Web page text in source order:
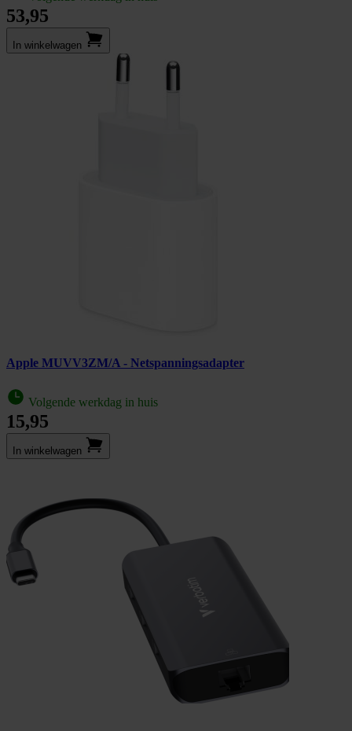
53,95
In winkel­wagen
Apple MUVV3ZM/A - Netspanningsadapter
Volgende werkdag in huis
15,95
In winkel­wagen